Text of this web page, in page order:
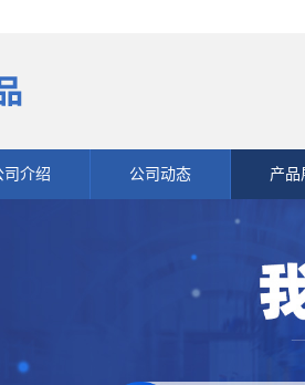
司介绍 公司动态 产品